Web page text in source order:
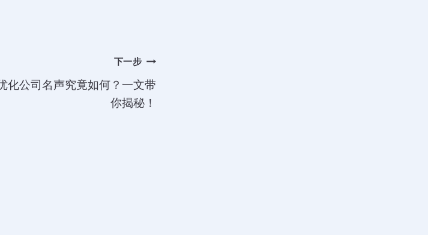
下一步
化公司名声究竟如何？一文带
你揭秘！